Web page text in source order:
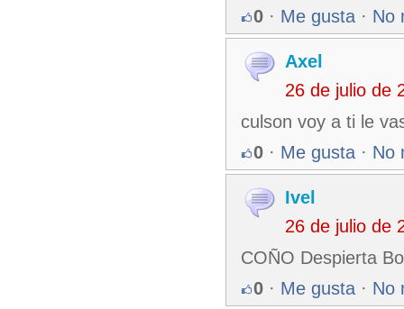
0 · Me gusta · No
Axel
26 de julio de
culson voy a ti le
0 · Me gusta · No
Ivel
26 de julio de
COÑO Despierta
0 · Me gusta · No